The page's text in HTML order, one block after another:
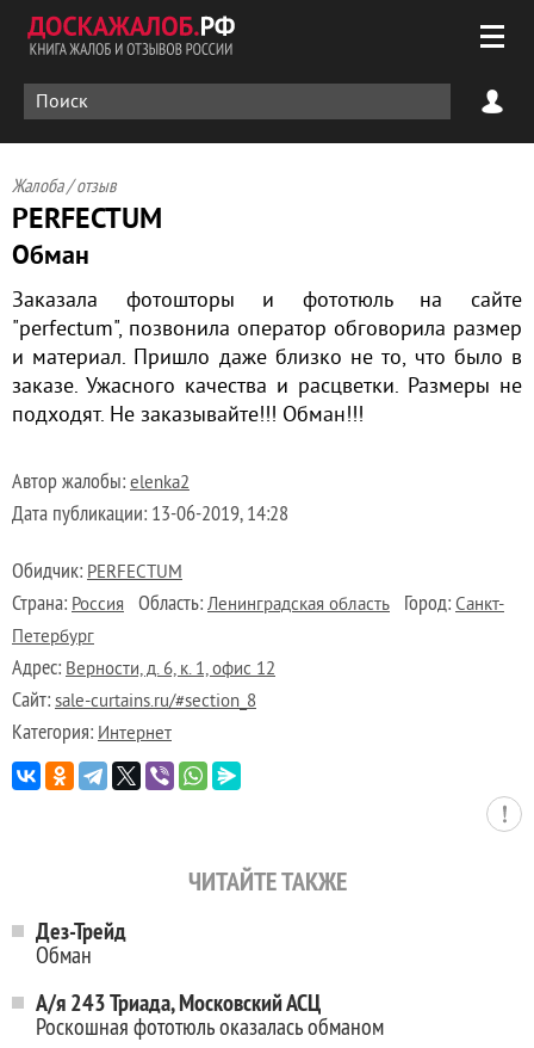
Жалоба / отзыв
PERFECTUM
Обман
Заказала фотошторы и фототюль на сайте
"perfectum", позвонила оператор обговорила размер
и материал. Пришло даже близко не то, что было в
заказе. Ужасного качества и расцветки. Размеры не
подходят. Не заказывайте!!! Обман!!!
Автор жалобы: elenka2
Дата публикации: 13-06-2019, 14:28
Обидчик: PERFECTUM
Страна: Россия Область: Ленинградская область Город: Санкт-
Петербург
Адрес: Верности, д. 6, к. 1, офис 12
Сайт: sale-curtains.ru/#section_8
Категория: Интернет
ЧИТАЙТЕ ТАКЖЕ
Дез-Трейд
Обман
А/я 243 Триада, Московский АСЦ
Роскошная фототюль оказалась обманом